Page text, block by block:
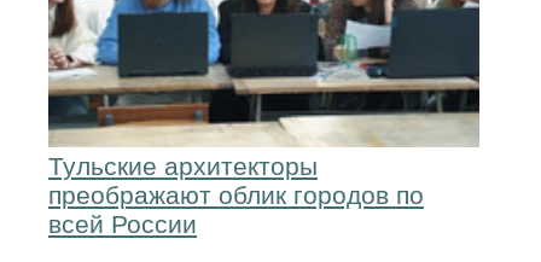
Тульские архитекторы
преображают облик городов по
всей России